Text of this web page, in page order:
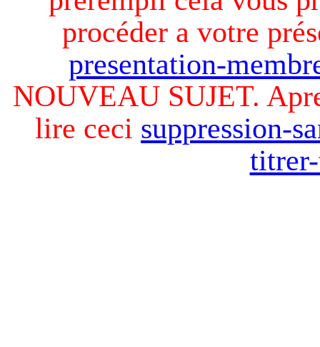
procéder a votre
presentation-
NOUVEAU SUJET.
lire ceci suppression-